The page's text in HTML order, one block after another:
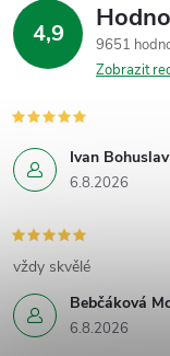
4,9
9651
Zobrazit
Ivan Bohuslav
6.8.2026
Bebčáková
6.8.2026
vždy skvělé